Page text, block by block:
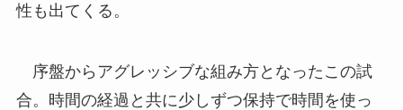
性も出てくる。
序盤からアグレッシブな組み方となったこの試
合。時間の経過と共に少しずつ保持で時間を使っ